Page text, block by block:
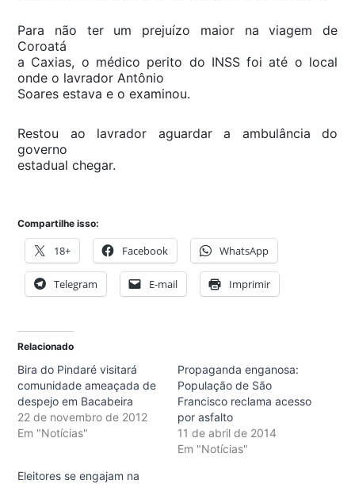
Para não ter um prejuízo maior na viagem de
Coroatá
a Caxias, o médico perito do INSS foi até o local
onde o lavrador Antônio
Soares estava e o examinou.
Restou ao lavrador aguardar a ambulância do
governo
estadual chegar.
Compartilhe isso:
18+ Facebook WhatsApp
Telegram E-mail Imprimir
Relacionado
Bira do Pindaré visitará
comunidade ameaçada de
despejo em Bacabeira
22 de novembro de 2012
Em "Notícias"
Propaganda enganosa:
População de São
Francisco reclama acesso
por asfalto
11 de abril de 2014
Em "Notícias"
Eleitores se engajam na